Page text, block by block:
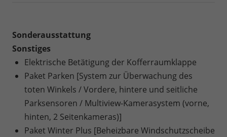
Sonderausstattung
Sonstiges
Elektrische Betätigung der Kofferraumklappe
Paket Parken [System zur Überwachung des
toten Winkels / Vordere, hintere und seitliche
Parksensoren / Multiview-Kamerasystem (vorne,
hinten, 2 Seitenkameras)]
Paket Winter Plus [Beheizbare Windschutzscheibe